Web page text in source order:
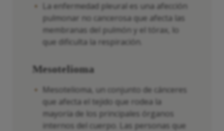
La enfermedad pleural es una afección
pulmonar no cancerosa que afecta las
membranas del pulmón y el tórax, lo
que dificulta la respiración.
Mesotelioma
Mesotelioma, un conjunto de cánceres
que afecta el tejido que rodea la
mayoría de los principales órganos
internos del cuerpo. Las personas que